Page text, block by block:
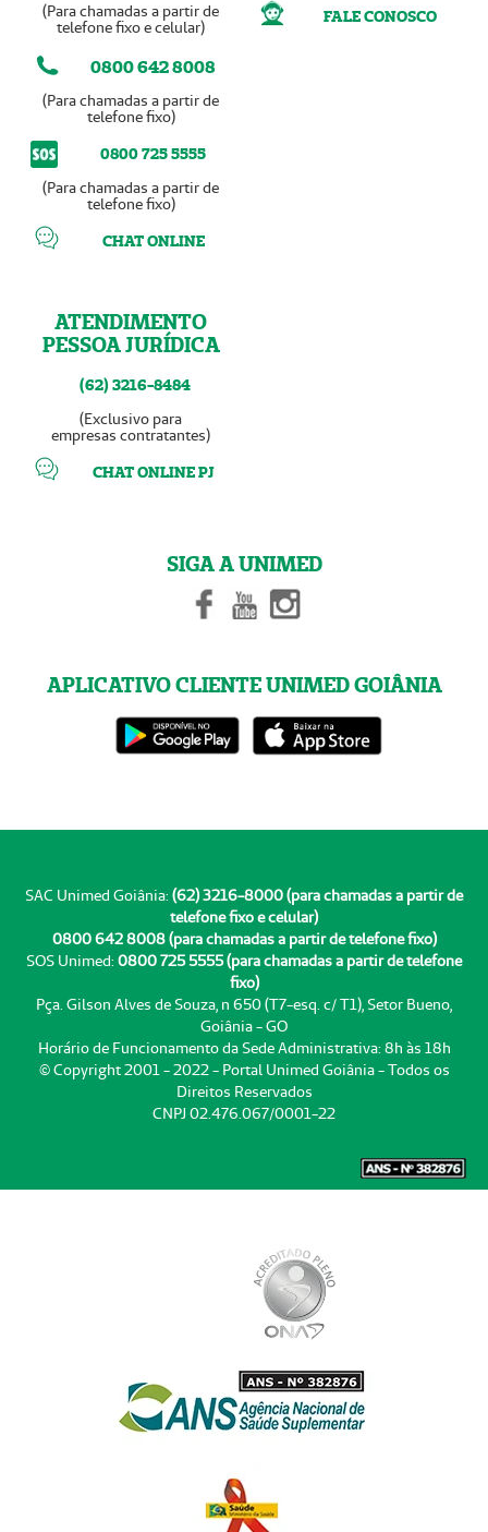
(Para chamadas a partir de
telefone fixo e celular)
0800 642 8008
(Para chamadas a partir de
telefone fixo)
0800 725 5555
(Para chamadas a partir de
telefone fixo)
CHAT ONLINE
ATENDIMENTO
PESSOA JURÍDICA
(62) 3216-8484
(Exclusivo para
empresas contratantes)
CHAT ONLINE PJ
FALE CONOSCO
SIGA A UNIMED
APLICATIVO CLIENTE UNIMED GOIÂNIA
SAC Unimed Goiânia: (62) 3216-8000 (para chamadas a partir de
telefone fixo e celular)
0800 642 8008 (para chamadas a partir de telefone fixo)
SOS Unimed: 0800 725 5555 (para chamadas a partir de telefone
fixo)
Pça. Gilson Alves de Souza, n 650 (T7-esq. c/ T1), Setor Bueno,
Goiânia - GO
Horário de Funcionamento da Sede Administrativa: 8h às 18h
© Copyright 2001 - 2022 - Portal Unimed Goiânia - Todos os
Direitos Reservados
CNPJ 02.476.067/0001-22